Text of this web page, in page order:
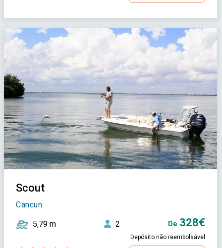
Scout
Cancun
5,79 m 2 De 328€
Depósito não reembolsável